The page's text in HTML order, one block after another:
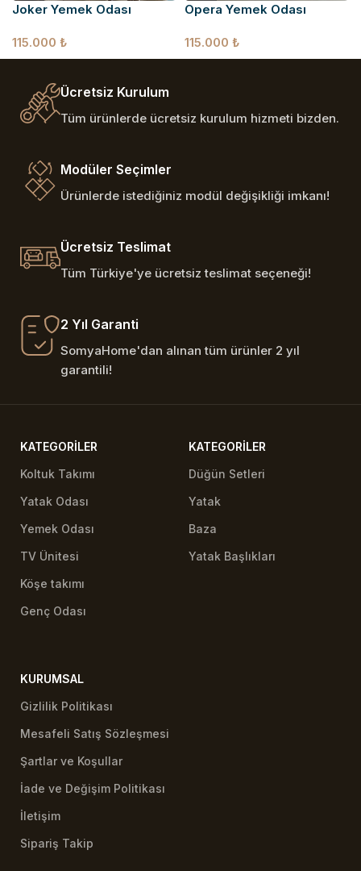
Joker Yemek Odası
115.000 ₺
Opera Yemek Odası
115.000 ₺
Ücretsiz Kurulum
Tüm ürünlerde ücretsiz kurulum hizmeti bizden.
Modüler Seçimler
Ürünlerde istediğiniz modül değişikliği imkanı!
Ücretsiz Teslimat
Tüm Türkiye'ye ücretsiz teslimat seçeneği!
2 Yıl Garanti
SomyaHome'dan alınan tüm ürünler 2 yıl
garantili!
KATEGORILER
Koltuk Takımı
Yatak Odası
Yemek Odası
TV Ünitesi
Köşe takımı
Genç Odası
KATEGORILER
Düğün Setleri
Yatak
Baza
Yatak Başlıkları
KURUMSAL
Gizlilik Politikası
Mesafeli Satış Sözleşmesi
Şartlar ve Koşullar
İade ve Değişim Politikası
İletişim
Sipariş Takip